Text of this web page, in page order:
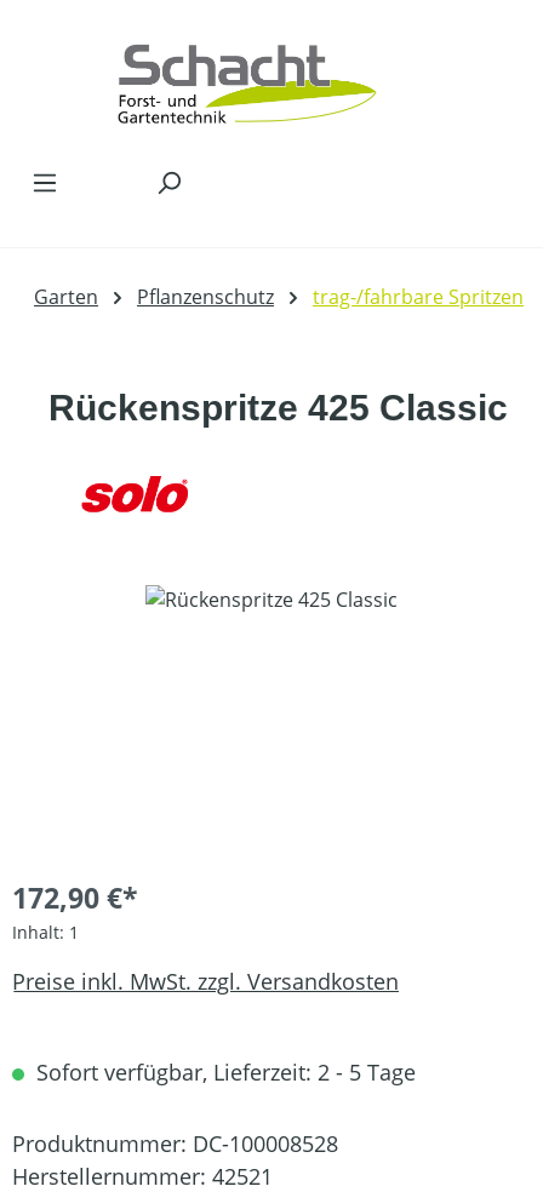
Garten Pflanzenschutz trag-/fahrbare Spritzen
Rückenspritze 425 Classic
Bildergalerie überspringen
172,90 €*
Inhalt: 1
Preise inkl. MwSt. zzgl. Versandkosten
Sofort verfügbar, Lieferzeit: 2 - 5 Tage
Produktnummer: DC-100008528
Herstellernummer: 42521